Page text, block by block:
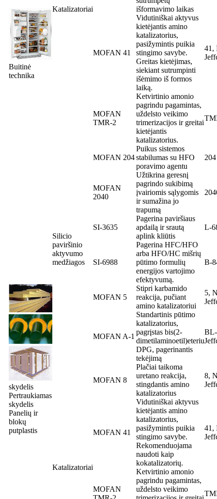
Buitinė
technika
Katalizatoriai
išformavimo laikas
MOFAN 41
Vidutiniškai aktyvus
kietėjantis amino
katalizatorius,
pasižymintis puikia
stingimo savybe.
Greitas kietėjimas,
siekiant sutrumpinti
išėmimo iš formos
laiką.
41,
MOFAN
TMR-2
Ketvirtinio amonio
pagrindu pagamintas,
uždelsto veikimo
trimerizacijos ir greitai
kietėjantis
katalizatorius.
MOFAN 204
Puikus sistemos
stabilumas su HFO
poravimo agentu
204
MOFAN
2040
Užtikrina geresnį
pagrindo sukibimą
įvairiomis sąlygomis
ir sumažina jo
trapumą
Silicio
paviršinio
aktyvumo
medžiagos
SI-3635
Pagerina paviršiaus
apdailą ir srautą
aplink kliūtis
L-
SI-6988
Pagerina HFC/HFO
arba HFO/HC mišrių
pūtimo formulių
energijos vartojimo
efektyvumą.
B-
skydelis
Pertraukiamas
skydelis
Panelių ir
blokų
putplastis
Katalizatoriai
MOFAN 5
Stipri karbamido
reakcija, pučiant
amino katalizatoriui
5,
MOFAN A-1
Standartinis pūtimo
katalizatorius,
pagrįstas bis(2-
dimetilaminoetil)eteriu
DPG, pagerinantis
tekėjimą
MOFAN 8
Plačiai taikoma
uretano reakcija,
stingdantis amino
katalizatorius
8,
MOFAN 41
Vidutiniškai aktyvus
kietėjantis amino
katalizatorius,
pasižymintis puikia
stingimo savybe.
Rekomenduojama
naudoti kaip
kokatalizatorių.
41,
MOFAN
Ketvirtinio amonio
pagrindu pagamintas,
uždelsto veikimo